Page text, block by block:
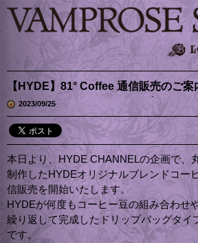
【HYDE】81° Coffee 通信販売のご案
2023/09/25
本日より、HYDE CHANNELの企画で、
制作したHYDEオリジナルブレンドコー
信販売を開始いたします。
HYDEが何度もコーヒー豆の組み合わせ
繰り返して完成したドリップバッグタイ
です。